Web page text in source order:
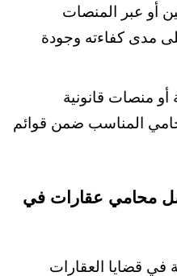
أو عبر المنصات
مدى كفاءته وجودة
منصات قانونية
المناسب ضمن قوائم
محامي عقارات في
في قضايا العقارات